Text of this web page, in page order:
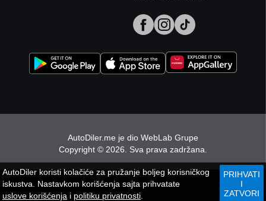
AutoDiler.me je dio WebLab Grupe
Copyright © 2026. Sva prava zadržana.
AutoDiler koristi kolačiće za pružanje boljeg korisničkog
iskustva. Nastavkom korišćenja sajta prihvatate
uslove korišćenja i politiku privatnosti
PRIHVATI
I
ZATVORI